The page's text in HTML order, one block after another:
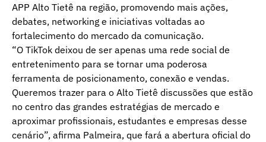
APP Alto Tietê na região, promovendo mais ações,
debates, networking e iniciativas voltadas ao
fortalecimento do mercado da comunicação.
“O TikTok deixou de ser apenas uma rede social de
entretenimento para se tornar uma poderosa
ferramenta de posicionamento, conexão e vendas.
Queremos trazer para o Alto Tietê discussões que estão
no centro das grandes estratégias de mercado e
aproximar profissionais, estudantes e empresas desse
cenário”, afirma Palmeira, que fará a abertura oficial do